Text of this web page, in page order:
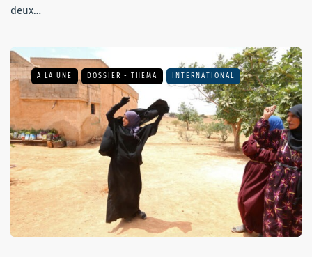
deux…
A LA UNE DOSSIER - THEMA INTERNATIONAL